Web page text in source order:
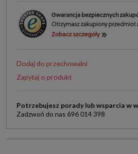
Dodaj do przechowalni
Zapytaj o produkt
Potrzebujesz porady lub wsparcia w
Zadzwoń do nas 696 014 398